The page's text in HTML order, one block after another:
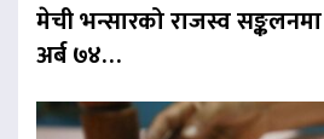
मेची भन्सारको राजस्व
अर्ब ७४…